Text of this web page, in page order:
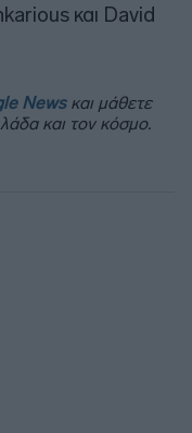
και David
Newsκαι μάθετε
και τον κόσμο.